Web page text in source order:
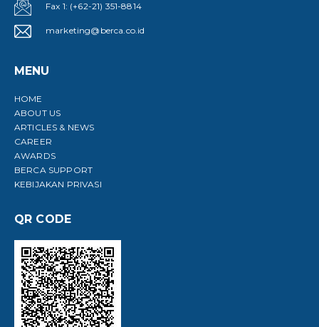
Fax 1: (+62-21) 351-8814
marketing@berca.co.id
MENU
HOME
ABOUT US
ARTICLES & NEWS
CAREER
AWARDS
BERCA SUPPORT
KEBIJAKAN PRIVASI
QR CODE